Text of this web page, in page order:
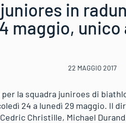
in
maggio,
22 MAGGIO 2017
la squadra juniroes di
24 a lunedì 29 maggio. Il
Christille, Michael